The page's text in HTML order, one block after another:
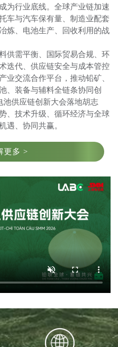
为行业底线。全球产业链加速
车与汽车保有量、制造业配套
炼、电池生产、回收利用的战
供需平衡、国际贸易合规、环
迭代、供应链安全与成本管控
业交流合作平台，推动铅矿、
、装备与辅料全链条协同创
池供应链创新大会落地胡志
、技术升级、循环经济与全球
更多 >